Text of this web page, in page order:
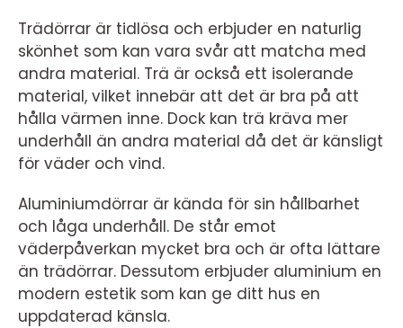
Trädörrar är tidlösa och erbjuder en naturlig
skönhet som kan vara svår att matcha med
andra material. Trä är också ett isolerande
material, vilket innebär att det är bra på att
hålla värmen inne. Dock kan trä kräva mer
underhåll än andra material då det är känsligt
för väder och vind.
Aluminiumdörrar är kända för sin hållbarhet
och låga underhåll. De står emot
väderpåverkan mycket bra och är ofta lättare
än trädörrar. Dessutom erbjuder aluminium en
modern estetik som kan ge ditt hus en
uppdaterad känsla.